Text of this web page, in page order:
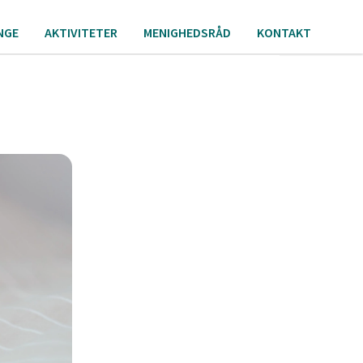
AKTIVITETER MENIGHEDSRÅD KONTAKT